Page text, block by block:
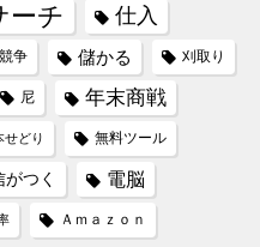
ーチ 仕入
争 儲かる 刈取り
尼 年末商戦
せどり 無料ツール
がつく 電脳
Ａｍａｚｏｎ